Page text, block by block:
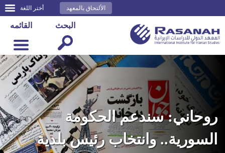
أختر اللغة الألتحاق بالمعهد
القائمه البحث
روحاني: سندعم الحكومة
السورية.. وانتخاب رئيس بلدية